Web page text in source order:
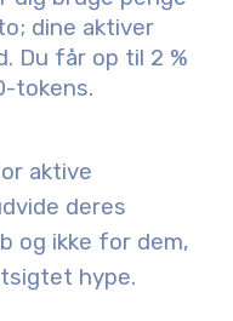
dine aktiver
Du får op til 2 %
tokens.
aktive
deres
og ikke for dem,
hype.